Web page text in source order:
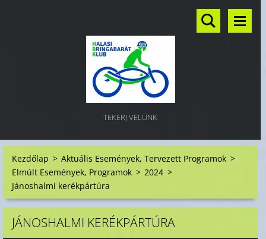
TEKERJ VELÜNK
Kezdőlap > Aktuális Események, Tervezett Programok >
Elmúlt Események, Programok > 2024 >
Jánoshalmi kerékpártúra
JÁNOSHALMI KERÉKPÁRTÚRA